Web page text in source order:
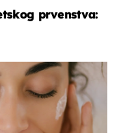
prvenstva: